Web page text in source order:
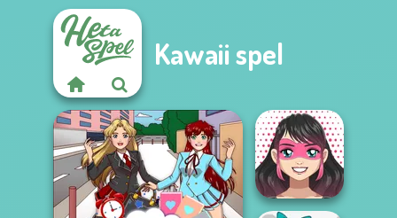
Kawaii spel